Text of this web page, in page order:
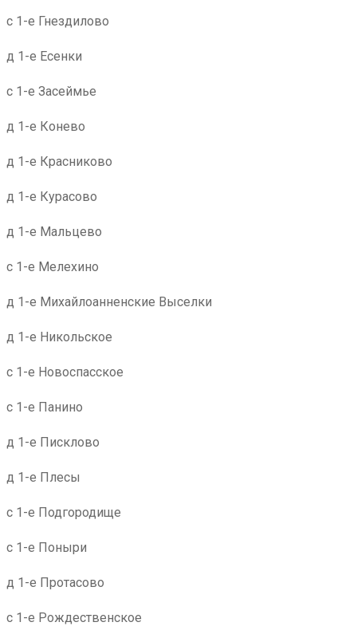
с 1-е Гнездилово
д 1-е Есенки
с 1-е Засеймье
д 1-е Конево
д 1-е Красниково
д 1-е Курасово
д 1-е Мальцево
с 1-е Мелехино
д 1-е Михайлоанненские Выселки
д 1-е Никольское
с 1-е Новоспасское
с 1-е Панино
д 1-е Писклово
д 1-е Плесы
с 1-е Подгородище
с 1-е Поныри
д 1-е Протасово
с 1-е Рождественское